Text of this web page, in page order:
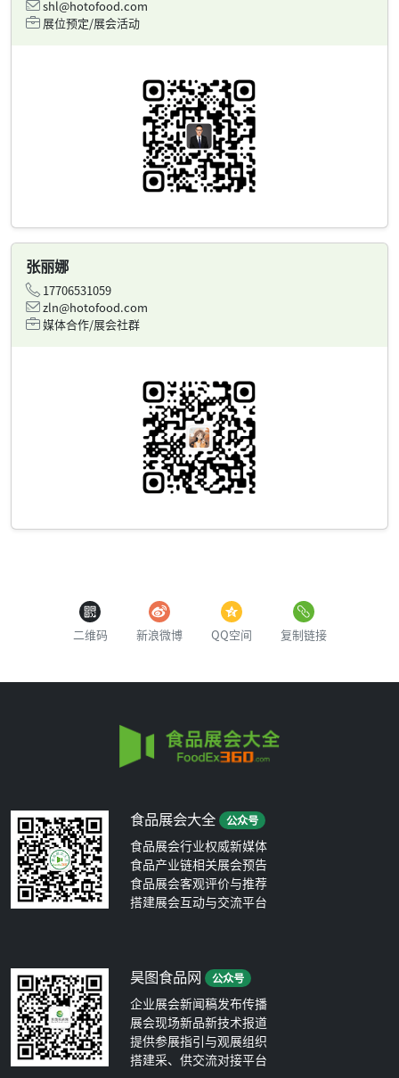
shl@hotofood.com
展位预定/展会活动
张丽娜
17706531059
zln@hotofood.com
媒体合作/展会社群
二维码 新浪微博 QQ空间 复制链接
食品展会大全 公众号
食品展会行业权威新媒体
食品产业链相关展会预告
食品展会客观评价与推荐
搭建展会互动与交流平台
昊图食品网 公众号
企业展会新闻稿发布传播
展会现场新品新技术报道
提供参展指引与观展组织
搭建采、供交流对接平台